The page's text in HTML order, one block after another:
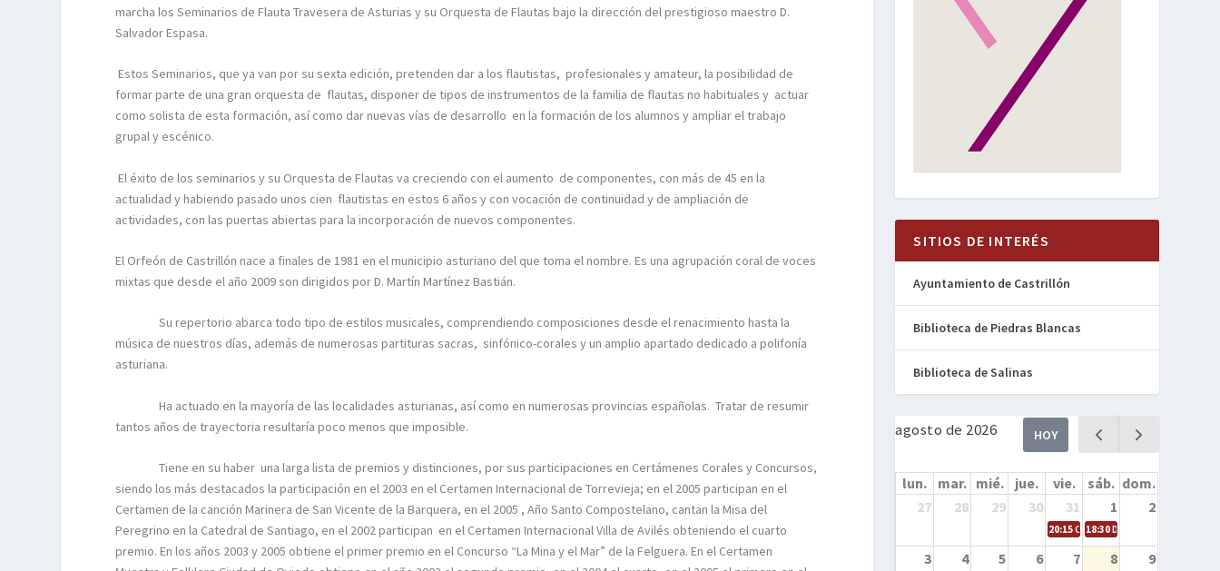
marcha los Seminarios de Flauta Travesera de Asturias y su Orquesta de Flautas bajo la dirección del prestigioso maestro D.
Salvador Espasa.
Estos Seminarios, que ya van por su sexta edición, pretenden dar a los flautistas, profesionales y amateur, la posibilidad de
formar parte de una gran orquesta de flautas, disponer de tipos de instrumentos de la familia de flautas no habituales y actuar
como solista de esta formación, así como dar nuevas vías de desarrollo en la formación de los alumnos y ampliar el trabajo
grupal y escénico.
El éxito de los seminarios y su Orquesta de Flautas va creciendo con el aumento de componentes, con más de 45 en la
actualidad y habiendo pasado unos cien flautistas en estos 6 años y con vocación de continuidad y de ampliación de
actividades, con las puertas abiertas para la incorporación de nuevos componentes.
El Orfeón de Castrillón nace a finales de 1981 en el municipio asturiano del que toma el nombre. Es una agrupación coral de voces
mixtas que desde el año 2009 son dirigidos por D. Martín Martínez Bastián.
Su repertorio abarca todo tipo de estilos musicales, comprendiendo composiciones desde el renacimiento hasta la
música de nuestros días, además de numerosas partituras sacras, sinfónico-corales y un amplio apartado dedicado a polifonía
asturiana.
Ha actuado en la mayoría de las localidades asturianas, así como en numerosas provincias españolas. Tratar de resumir
tantos años de trayectoria resultaría poco menos que imposible.
Tiene en su haber una larga lista de premios y distinciones, por sus participaciones en Certámenes Corales y Concursos,
siendo los más destacados la participación en el 2003 en el Certamen Internacional de Torrevieja; en el 2005 participan en el
Certamen de la canción Marinera de San Vicente de la Barquera, en el 2005 , Año Santo Compostelano, cantan la Misa del
Peregrino en la Catedral de Santiago, en el 2002 participan en el Certamen Internacional Villa de Avilés obteniendo el cuarto
premio. En los años 2003 y 2005 obtiene el primer premio en el Concurso “La Mina y el Mar” de la Felguera. En el Certamen
SITIOS DE INTERÉS
Ayuntamiento de Castrillón
Biblioteca de Piedras Blancas
Biblioteca de Salinas
agosto de 2026 HOY
lun. mar. mié. jue. vie. sáb. dom.
27
28 29 30 31 1 2
20:15Cine en la calle – Cómo
18:30Danza – Cita en el
3 4 5 6 7 8 9